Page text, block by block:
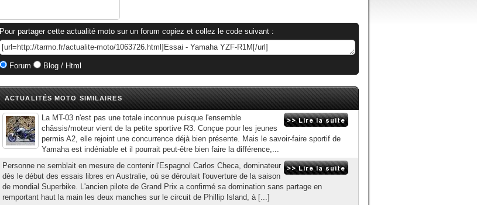
Pour partager cette actualité moto sur un forum copiez et collez le code suivant :
Forum Blog / Html
ACTUALITÉS MOTO SIMILAIRES
La MT-03 n'est pas une totale inconnue puisque l'ensemble
châssis/moteur vient de la petite sportive R3. Conçue pour les jeunes
permis A2, elle rejoint une concurrence déjà bien présente. Mais le savoir-faire sportif de
Yamaha est indéniable et il pourrait peut-être bien faire la différence,...
Personne ne semblait en mesure de contenir l'Espagnol Carlos Checa, dominateur
dès le début des essais libres en Australie, où se déroulait l'ouverture de la saison
de mondial Superbike. L'ancien pilote de Grand Prix a confirmé sa domination sans partage en
remportant haut la main les deux manches sur le circuit de Phillip Island, à [...]